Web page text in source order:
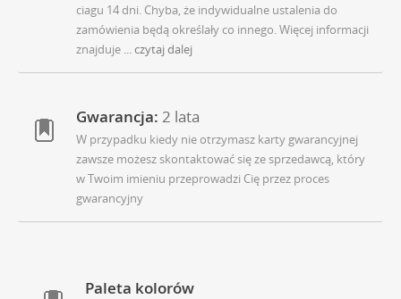
ciagu 14 dni. Chyba, że indywidualne ustalenia do
zamówienia będą określały co innego. Więcej informacji
znajduje ... czytaj dalej
Gwarancja: 2 lata
W przypadku kiedy nie otrzymasz karty gwarancyjnej
zawsze możesz skontaktować się ze sprzedawcą, który
w Twoim imieniu przeprowadzi Cię przez proces
gwarancyjny
Paleta kolorów